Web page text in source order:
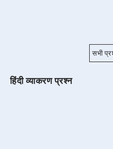
सभी
हिंदी व्याकरण प्रश्न